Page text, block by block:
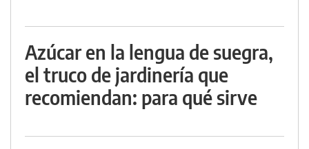
Azúcar en la lengua de suegra,
el truco de jardinería que
recomiendan: para qué sirve